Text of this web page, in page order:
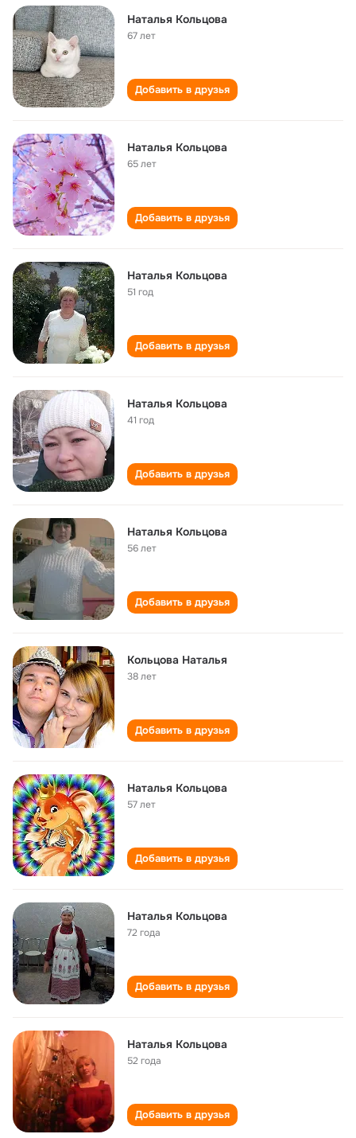
Наталья Кольцова
67 лет
Добавить в друзья
Наталья Кольцова
65 лет
Добавить в друзья
Наталья Кольцова
51 год
Добавить в друзья
Наталья Кольцова
41 год
Добавить в друзья
Наталья Кольцова
56 лет
Добавить в друзья
Кольцова Наталья
38 лет
Добавить в друзья
Наталья Кольцова
57 лет
Добавить в друзья
Наталья Кольцова
72 года
Добавить в друзья
Наталья Кольцова
52 года
Добавить в друзья